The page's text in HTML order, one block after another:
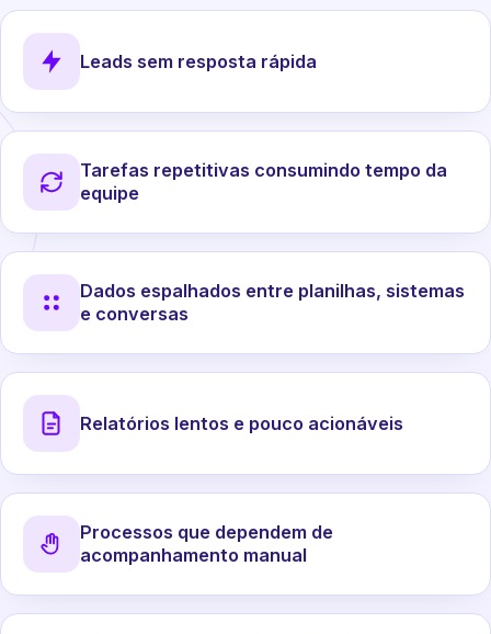
Leads sem resposta rápida
Tarefas repetitivas consumindo tempo da
equipe
Dados espalhados entre planilhas, sistemas
e conversas
Relatórios lentos e pouco acionáveis
Processos que dependem de
acompanhamento manual